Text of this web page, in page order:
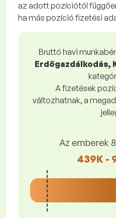
az adott pozíciótól
ha más pozíció fizetési
Bruttó havi munkabér
Erdőgazdálkodás,
A fizetések
változhatnak, a
Az emberek
439K -